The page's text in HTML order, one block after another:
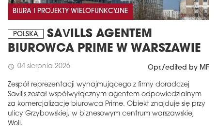
BIURA I PROJEKTY WIELOFUNKCYJNE
POLSKA
SAVILLS AGENTEM
BIUROWCA PRIME W WARSZAWIE
schedule 04 sierpnia 2026 Opr./edited by MF
Zespół reprezentacji wynajmującego z firmy doradczej
Savills został współwyłącznym agentem odpowiedzialnym
za komercjalizację biurowca Prime. Obiekt znajduje się przy
ulicy Grzybowskiej, w biznesowym centrum warszawskiej
Woli.